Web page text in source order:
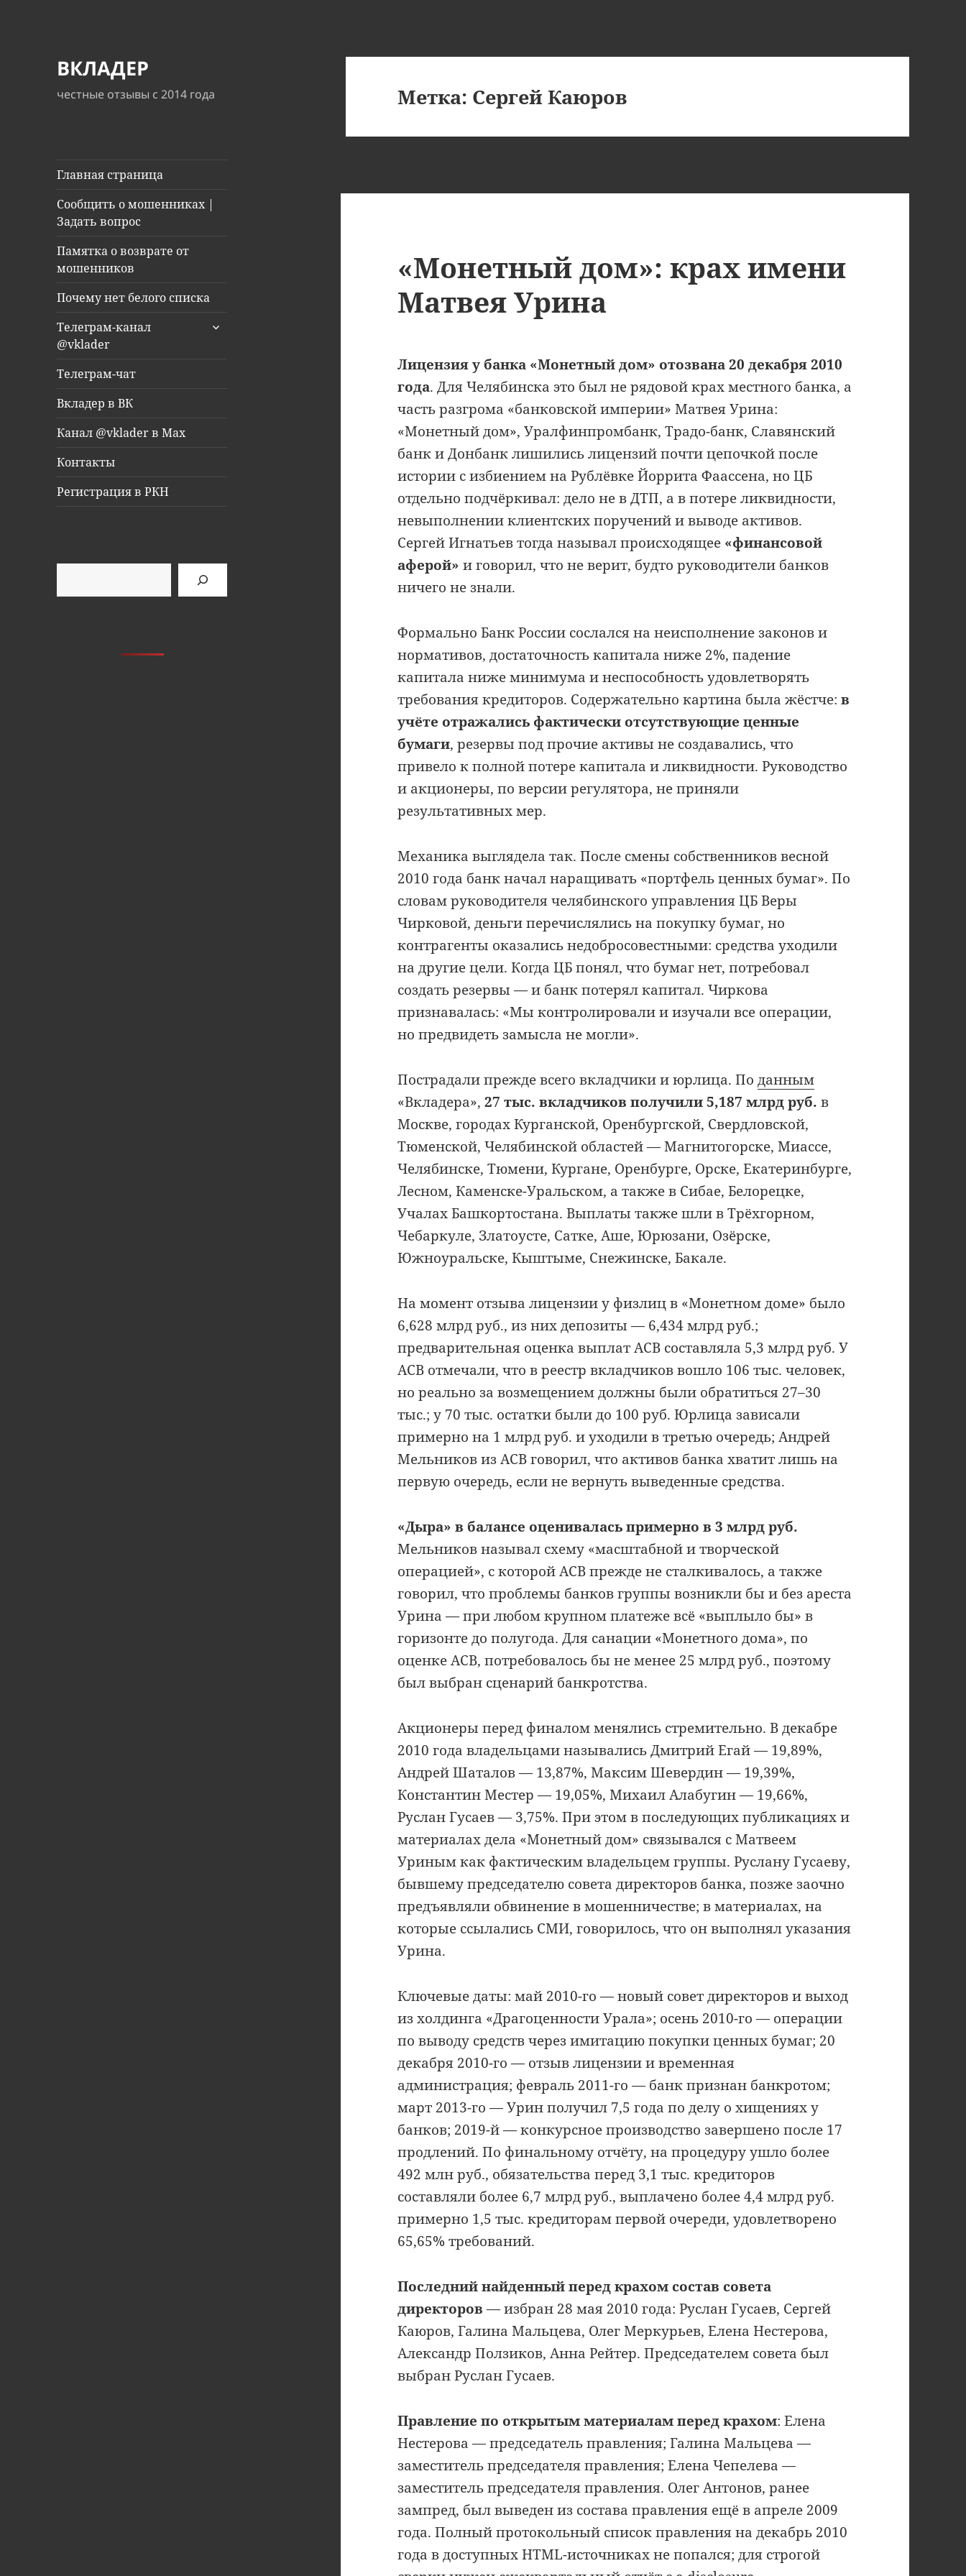
ВКЛАДЕР
честные отзывы с 2014 года
Главная страница
Сообщить о мошенниках |
Задать вопрос
Памятка о возврате от
мошенников
Почему нет белого списка
Телеграм-канал
@vklader
раскрыть
Телеграм-чат
Вкладер в ВК
Канал @vklader в Max
Контакты
Регистрация в РКН
Метка: Сергей Каюров
«Монетный дом»: крах имени
Матвея Урина
Лицензия у банка «Монетный дом» отозвана 20 декабря 2010
года. Для Челябинска это был не рядовой крах местного банка, а
часть разгрома «банковской империи» Матвея Урина:
«Монетный дом», Уралфинпромбанк, Традо-банк, Славянский
банк и Донбанк лишились лицензий почти цепочкой после
истории с избиением на Рублёвке Йоррита Фаассена, но ЦБ
отдельно подчёркивал: дело не в ДТП, а в потере ликвидности,
невыполнении клиентских поручений и выводе активов.
Сергей Игнатьев тогда называл происходящее «финансовой
аферой» и говорил, что не верит, будто руководители банков
ничего не знали.
Формально Банк России сослался на неисполнение законов и
нормативов, достаточность капитала ниже 2%, падение
капитала ниже минимума и неспособность удовлетворять
требования кредиторов. Содержательно картина была жёстче:в
учёте отражались фактически отсутствующие ценные
бумаги, резервы под прочие активы не создавались, что
привело к полной потере капитала и ликвидности. Руководство
и акционеры, по версии регулятора, не приняли
результативных мер.
Механика выглядела так. После смены собственников весной
2010 года банк начал наращивать «портфель ценных бумаг». По
словам руководителя челябинского управления ЦБ Веры
Чирковой, деньги перечислялись на покупку бумаг, но
контрагенты оказались недобросовестными: средства уходили
на другие цели. Когда ЦБ понял, что бумаг нет, потребовал
создать резервы — и банк потерял капитал. Чиркова
признавалась: «Мы контролировали и изучали все операции,
но предвидеть замысла не могли».
Пострадали прежде всего вкладчики и юрлица. Поданным
«Вкладера»,27 тыс. вкладчиков получили 5,187 млрд руб. в
Москве, городах Курганской, Оренбургской, Свердловской,
Тюменской, Челябинской областей — Магнитогорске, Миассе,
Челябинске, Тюмени, Кургане, Оренбурге, Орске, Екатеринбурге,
Лесном, Каменске-Уральском, а также в Сибае, Белорецке,
Учалах Башкортостана. Выплаты также шли в Трёхгорном,
Чебаркуле, Златоусте, Сатке, Аше, Юрюзани, Озёрске,
Южноуральске, Кыштыме, Снежинске, Бакале.
На момент отзыва лицензии у физлиц в «Монетном доме» было
6,628 млрд руб., из них депозиты — 6,434 млрд руб.;
предварительная оценка выплат АСВ составляла 5,3 млрд руб. У
АСВ отмечали, что в реестр вкладчиков вошло 106 тыс. человек,
но реально за возмещением должны были обратиться 27–30
тыс.; у 70 тыс. остатки были до 100 руб. Юрлица зависали
примерно на 1 млрд руб. и уходили в третью очередь; Андрей
Мельников из АСВ говорил, что активов банка хватит лишь на
первую очередь, если не вернуть выведенные средства.
«Дыра» в балансе оценивалась примерно в 3 млрд руб.
Мельников называл схему «масштабной и творческой
операцией», с которой АСВ прежде не сталкивалось, а также
говорил, что проблемы банков группы возникли бы и без ареста
Урина — при любом крупном платеже всё «выплыло бы» в
горизонте до полугода. Для санации «Монетного дома», по
оценке АСВ, потребовалось бы не менее 25 млрд руб., поэтому
был выбран сценарий банкротства.
Акционеры перед финалом менялись стремительно. В декабре
2010 года владельцами назывались Дмитрий Егай — 19,89%,
Андрей Шаталов — 13,87%, Максим Шевердин — 19,39%,
Константин Местер — 19,05%, Михаил Алабугин — 19,66%,
Руслан Гусаев — 3,75%. При этом в последующих публикациях и
материалах дела «Монетный дом» связывался с Матвеем
Уриным как фактическим владельцем группы. Руслану Гусаеву,
бывшему председателю совета директоров банка, позже заочно
предъявляли обвинение в мошенничестве; в материалах, на
которые ссылались СМИ, говорилось, что он выполнял указания
Урина.
Ключевые даты: май 2010-го — новый совет директоров и выход
из холдинга «Драгоценности Урала»; осень 2010-го — операции
по выводу средств через имитацию покупки ценных бумаг; 20
декабря 2010-го — отзыв лицензии и временная
администрация; февраль 2011-го — банк признан банкротом;
март 2013-го — Урин получил 7,5 года по делу о хищениях у
банков; 2019-й — конкурсное производство завершено после 17
продлений. По финальному отчёту, на процедуру ушло более
492 млн руб., обязательства перед 3,1 тыс. кредиторов
составляли более 6,7 млрд руб., выплачено более 4,4 млрд руб.
примерно 1,5 тыс. кредиторам первой очереди, удовлетворено
65,65% требований.
Последний найденный перед крахом состав совета
директоров — избран 28 мая 2010 года: Руслан Гусаев, Сергей
Каюров, Галина Мальцева, Олег Меркурьев, Елена Нестерова,
Александр Ползиков, Анна Рейтер. Председателем совета был
выбран Руслан Гусаев.
Правление по открытым материалам перед крахом: Елена
Нестерова — председатель правления; Галина Мальцева —
заместитель председателя правления; Елена Чепелева —
заместитель председателя правления. Олег Антонов, ранее
зампред, был выведен из состава правления ещё в апреле 2009
года. Полный протокольный список правления на декабрь 2010
года в доступных HTML-источниках не попался; для строгой